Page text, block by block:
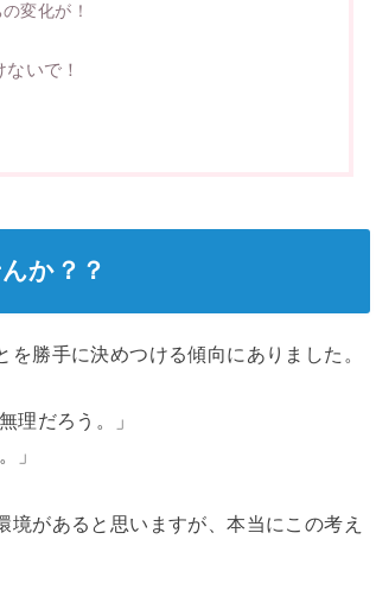
変化が！
いで！
か？？
勝手に決めつける傾向にありました。
理だろう。」
」
があると思いますが、本当にこの考え